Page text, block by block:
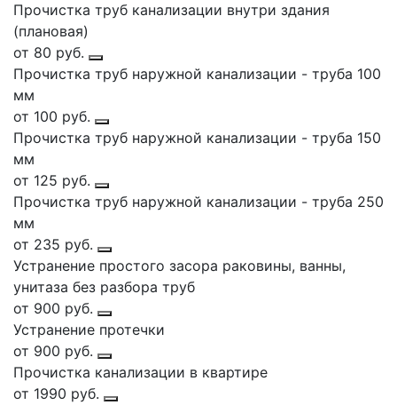
Прочистка труб канализации внутри здания
(плановая)
от 80 руб.
Прочистка труб наружной канализации - труба 100
мм
от 100 руб.
Прочистка труб наружной канализации - труба 150
мм
от 125 руб.
Прочистка труб наружной канализации - труба 250
мм
от 235 руб.
Устранение простого засора раковины, ванны,
унитаза без разбора труб
от 900 руб.
Устранение протечки
от 900 руб.
Прочистка канализации в квартире
от 1990 руб.